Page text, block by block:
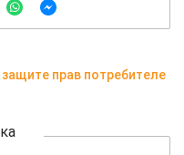
прав потребителе